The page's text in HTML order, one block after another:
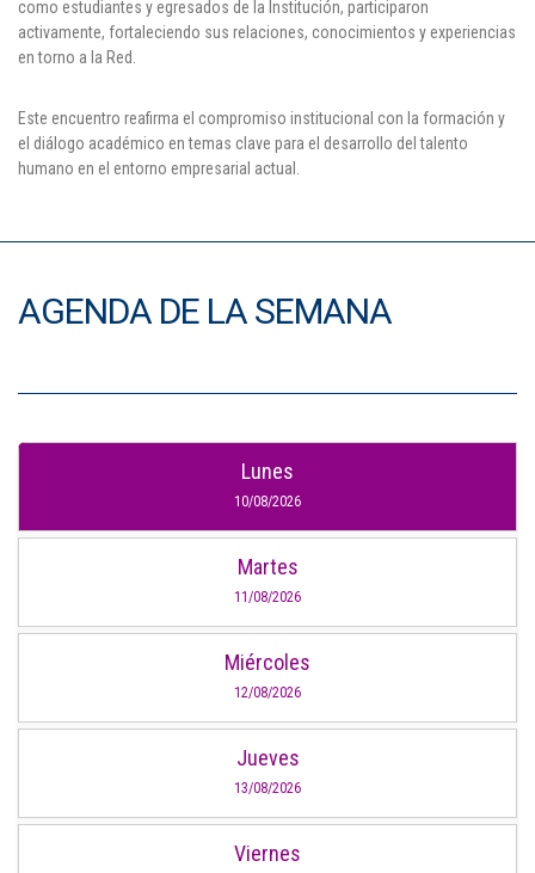
como estudiantes y egresados de la Institución, participaron
activamente, fortaleciendo sus relaciones, conocimientos y experiencias
en torno a la Red.
Este encuentro reafirma el compromiso institucional con la formación y
el diálogo académico en temas clave para el desarrollo del talento
humano en el entorno empresarial actual.
AGENDA DE LA SEMANA
Lunes
10/08/2026
Martes
11/08/2026
Miércoles
12/08/2026
Jueves
13/08/2026
Viernes